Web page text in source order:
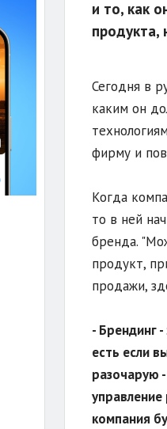
и то, как
продукта,
Сегодня в
каким он
фирму и
Когда
то в ней
бренда.
продукт,
продажи,
- Брендинг
есть если
разочарую
компания